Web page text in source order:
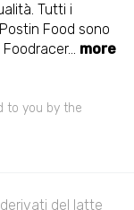
Tutti i
Food sono
Foodracer... more
to you by the
del latte